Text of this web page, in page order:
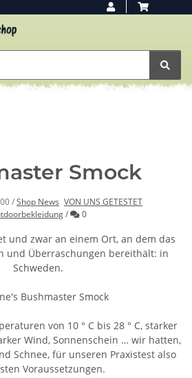
Smock
/Shop News VON UNS GETESTET
/ Kommentare
0
und zwar an einem Ort, an dem das
und Überraschungen bereithält: in
Schweden.
Bushmaster Smock
von 10 ° C bis 28 ° C, starker
Wind, Sonnenschein … wir hatten,
Schnee, für unseren Praxistest also
Voraussetzungen.